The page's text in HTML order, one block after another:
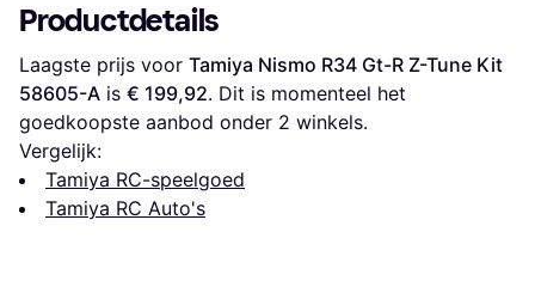
Productdetails
Laagste prijs voor Tamiya Nismo R34 Gt-R Z-Tune Kit
58605-A is € 199,92. Dit is momenteel het
goedkoopste aanbod onder 2 winkels.
Vergelijk:
Tamiya RC-speelgoed
Tamiya RC Auto's